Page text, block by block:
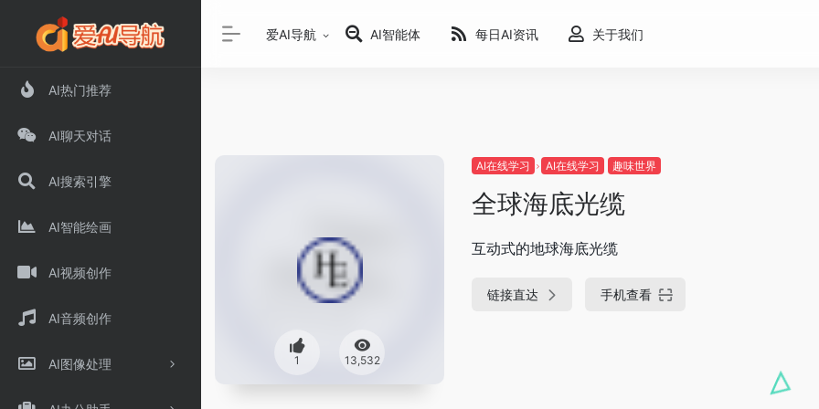
AI热门推荐
AI聊天对话
AI搜索引擎
AI智能绘画
AI视频创作
AI音频创作
AI图像处理
爱AI导航 AI智能体 每日AI资讯 关于我们
1 13,532
AI在线学习 AI在线学习 趣味世界
全球海底光缆
互动式的地球海底光缆
链接直达 手机查看